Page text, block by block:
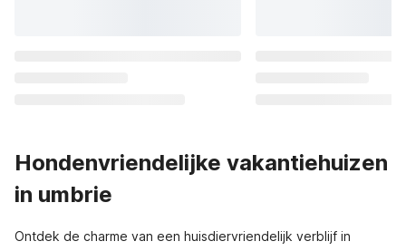
Hondenvriendelijke vakantiehuizen
in umbrie
Ontdek de charme van een huisdiervriendelijk verblijf in